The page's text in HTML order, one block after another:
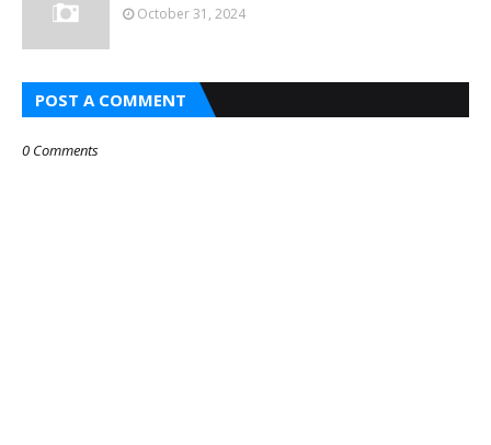
October 31, 2024
POST A COMMENT
0 Comments